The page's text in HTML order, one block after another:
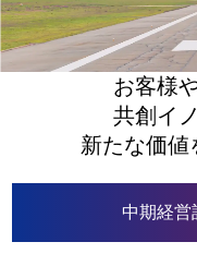
お客様
共創イ
新たな価値
中期経営